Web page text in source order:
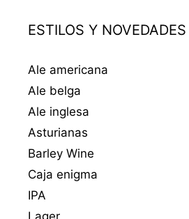
ESTILOS Y NOVEDADES
Ale americana
Ale belga
Ale inglesa
Asturianas
Barley Wine
Caja enigma
IPA